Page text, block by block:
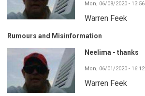
Mon, 06/08/2020 - 13:56
Warren Feek
Rumours and Misinformation
Neelima - thanks
Mon, 06/01/2020 - 16:12
Warren Feek